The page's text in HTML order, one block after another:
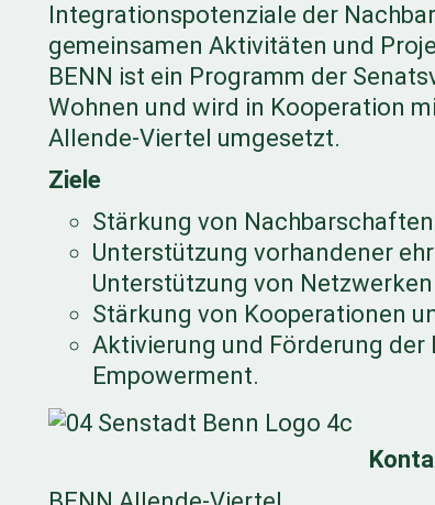
Integrationspotenziale der
gemeinsamen Aktivitäten und
BENN ist ein Programm der
Wohnen und wird in Kooperation
Allende-Viertel umgesetzt.
Ziele
Stärkung von
Unterstützung vorhandener
Unterstützung von Netzwerken
Stärkung von Kooperationen
Aktivierung und Förderung
Empowerment.